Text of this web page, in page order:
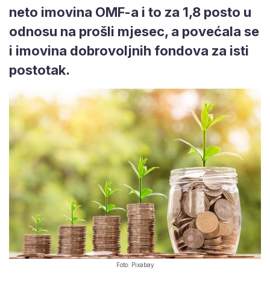
neto imovina OMF-a i to za 1,8 posto u
odnosu na prošli mjesec, a povećala se
i imovina dobrovoljnih fondova za isti
postotak.
Foto: Pixabay